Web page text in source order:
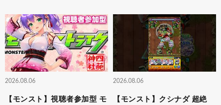
2026.08.06
【モンスト】視聴者参加型 モ
2026.08.06
【モンスト】クシナダ 超絶